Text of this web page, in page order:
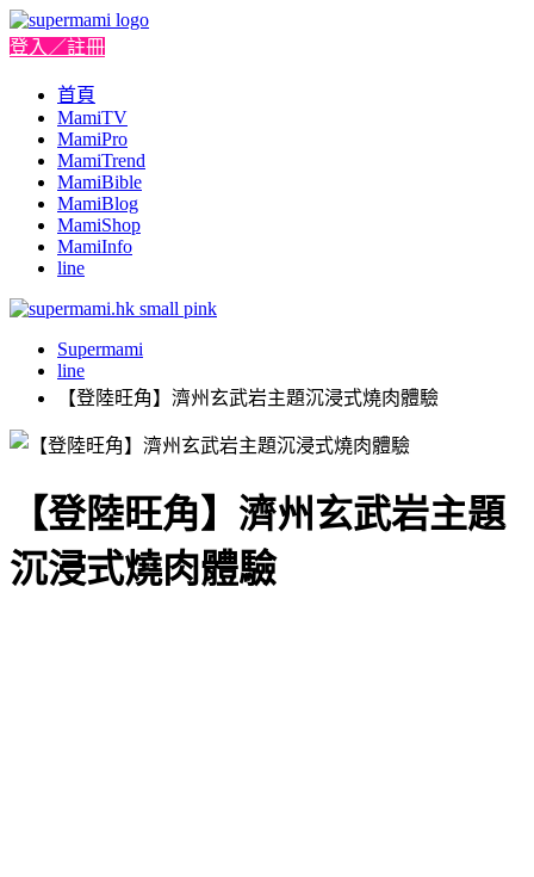
登入／註冊
首頁
MamiTV
MamiPro
MamiTrend
MamiBible
MamiBlog
MamiShop
MamiInfo
line
Supermami
line
【登陸旺角】濟州玄武岩主題沉浸式燒肉體驗
【登陸旺角】濟州玄武岩主題
沉浸式燒肉體驗